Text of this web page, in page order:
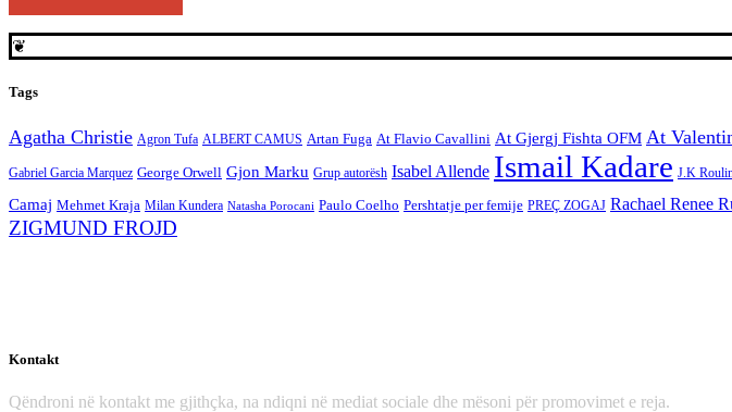
❦
Tags
Agatha Christie Agron Tufa ALBERT CAMUS Artan Fuga At Flavio Cavallini At Gjergj Fishta OFM At
Gabriel Garcia Marquez George Orwell Gjon Marku Grup autorësh Isabel Allende Ismail Kadare J.K
Camaj Mehmet Kraja Milan Kundera Natasha Porocani Paulo Coelho Pershtatje per femije PREÇ ZOGAJ Rachael Renee
ZIGMUND FROJD
Kontakt
Qëndroni në kontakt me gjithçka, na ndiqni në mediat sociale dhe mësoni për promovimet e reja.